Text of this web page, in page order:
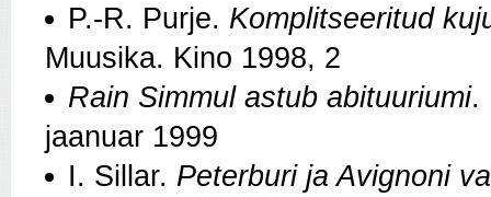
P.‑R. Purje. Komplitseeritud
Muusika. Kino 1998, 2
Rain Simmul astub abituuriumi.
jaanuar 1999
I. Sillar. Peterburi ja Avignoni